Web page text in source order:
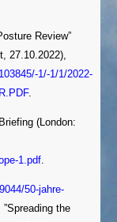
Review”
27.10.2022),
1/-1/1/2022-
.
(London:
1.pdf.
50-jahre-
the